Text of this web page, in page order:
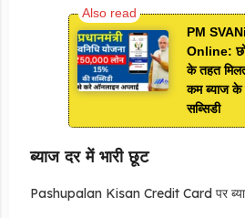
PM
Online:
के तहत
कम ब्याज के
सब्सिडी
ब्याज दर में भारी छूट
Pashupalan Kisan Credit Card पर